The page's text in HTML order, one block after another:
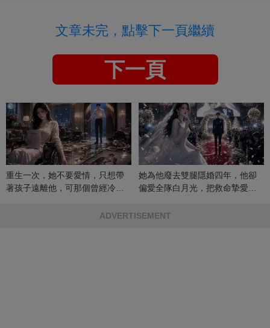
文章未完，點擊下一頁繼續
下一頁
重生一次，她不要愛情，只想帶
著孩子遠離他，可那個曾經冷漠
她為他廢去雙腿隱婚四年，他卻
偏愛全隊白月光，把救命摯愛當
ADVERTISEMENT